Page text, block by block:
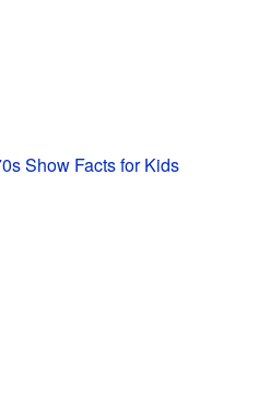
Show Facts for Kids